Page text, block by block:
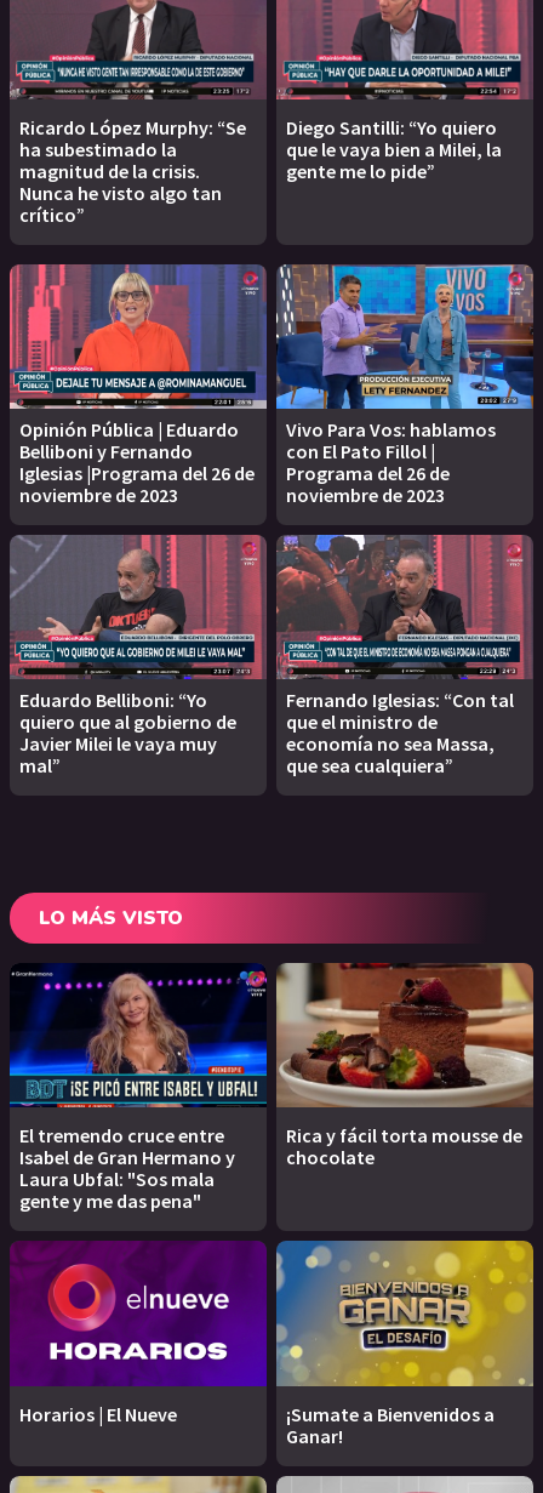
Ricardo López Murphy: “Se
ha subestimado la
magnitud de la crisis.
Nunca he visto algo tan
crítico”
Diego Santilli: “Yo quiero
que le vaya bien a Milei, la
gente me lo pide”
Opinión Pública | Eduardo
Belliboni y Fernando
Iglesias |Programa del 26 de
noviembre de 2023
Vivo Para Vos: hablamos
con El Pato Fillol |
Programa del 26 de
noviembre de 2023
Eduardo Belliboni: “Yo
quiero que al gobierno de
Javier Milei le vaya muy
mal”
Fernando Iglesias: “Con tal
que el ministro de
economía no sea Massa,
que sea cualquiera”
LO MÁS VISTO
El tremendo cruce entre
Isabel de Gran Hermano y
Laura Ubfal: "Sos mala
gente y me das pena"
Rica y fácil torta mousse de
chocolate
Horarios | El Nueve
¡Sumate a Bienvenidos a
Ganar!